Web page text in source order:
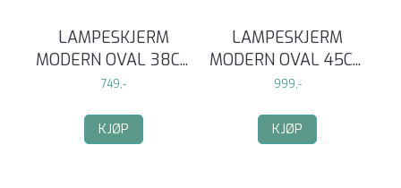
LAMPESKJERM
MODERN OVAL 38C...
749,-
KJØP
LAMPESKJERM
MODERN OVAL 45C...
999,-
KJØP